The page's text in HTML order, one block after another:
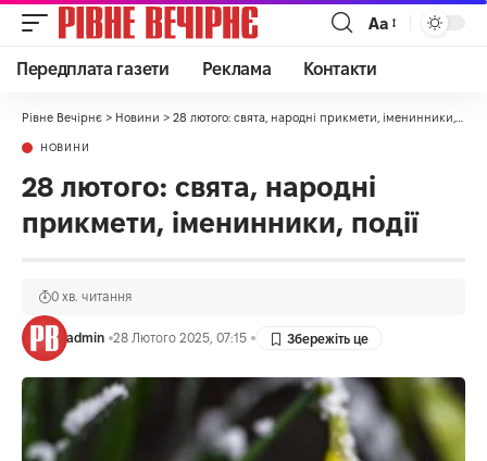
Аа
Передплата газети Реклама Контакти
Рівне Вечірнє > Новини > 28 лютого: свята, народні прикмети, іменинники, події
НОВИНИ
28 лютого: свята, народні
прикмети, іменинники, події
admin 28 Лютого 2025, 07:15
0 хв. читання